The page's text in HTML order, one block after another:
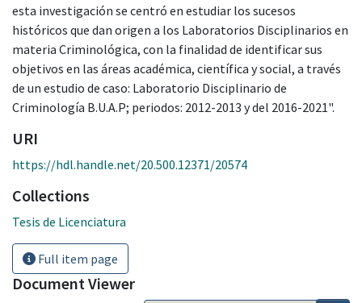
esta investigación se centró en estudiar los sucesos
históricos que dan origen a los Laboratorios Disciplinarios en
materia Criminológica, con la finalidad de identificar sus
objetivos en las áreas académica, científica y social, a través
de un estudio de caso: Laboratorio Disciplinario de
Criminología B.U.A.P; periodos: 2012-2013 y del 2016-2021".
URI
https://hdl.handle.net/20.500.12371/20574
Collections
Tesis de Licenciatura
Full item page
Document Viewer